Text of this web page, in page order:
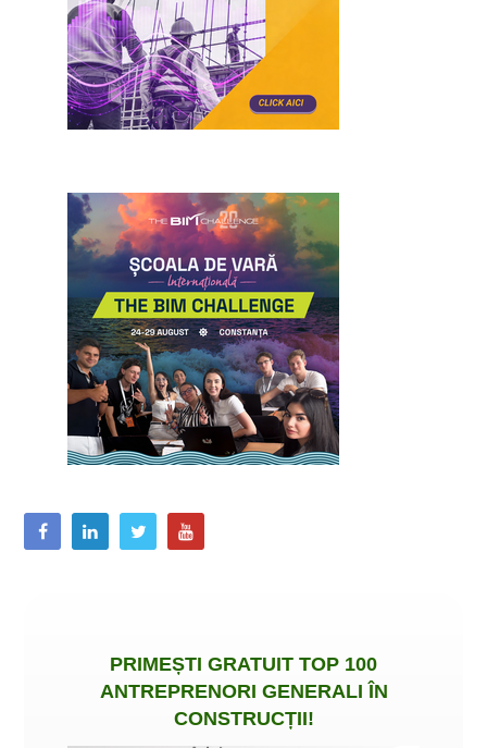
PRIMEȘTI GRATUIT TOP 100
ANTREPRENORI GENERALI ÎN
CONSTRUCȚII!